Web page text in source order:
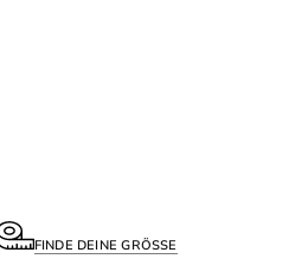
FINDE DEINE GRÖSSE